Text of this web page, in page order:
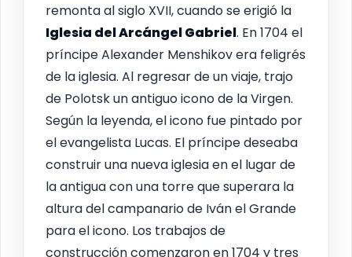
remonta al siglo XVII, cuando se erigió la
Iglesia del Arcángel Gabriel. En 1704 el
príncipe Alexander Menshikov era feligrés
de la iglesia. Al regresar de un viaje, trajo
de Polotsk un antiguo icono de la Virgen.
Según la leyenda, el icono fue pintado por
el evangelista Lucas. El príncipe deseaba
construir una nueva iglesia en el lugar de
la antigua con una torre que superara la
altura del campanario de Iván el Grande
para el icono. Los trabajos de
construcción comenzaron en 1704 y tres